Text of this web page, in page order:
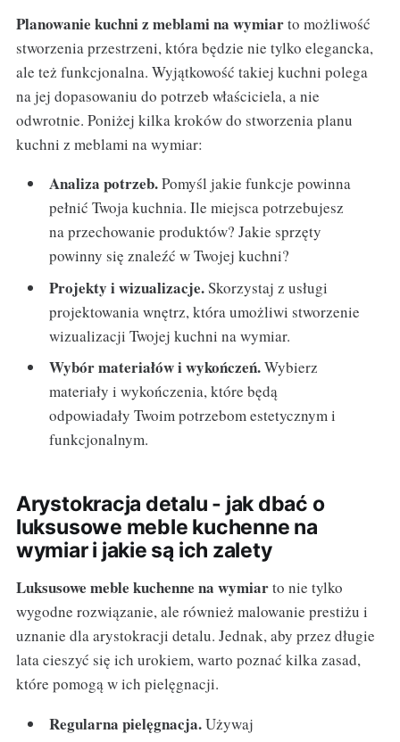
Planowanie kuchni z meblami na wymiarto możliwość
stworzenia przestrzeni, która będzie nie tylko elegancka,
ale też funkcjonalna. Wyjątkowość takiej kuchni polega
na jej dopasowaniu do potrzeb właściciela, a nie
odwrotnie. Poniżej kilka kroków do stworzenia planu
kuchni z meblami na wymiar:
Analiza potrzeb.Pomyśl jakie funkcje powinna
pełnić Twoja kuchnia. Ile miejsca potrzebujesz
na przechowanie produktów? Jakie sprzęty
powinny się znaleźć w Twojej kuchni?
Projekty i wizualizacje.Skorzystaj z usługi
projektowania wnętrz, która umożliwi stworzenie
wizualizacji Twojej kuchni na wymiar.
Wybór materiałów i wykończeń.Wybierz
materiały i wykończenia, które będą
odpowiadały Twoim potrzebom estetycznym i
funkcjonalnym.
Arystokracja detalu - jak dbać o
luksusowe meble kuchenne na
wymiar i jakie są ich zalety
Luksusowe meble kuchenne na wymiarto nie tylko
wygodne rozwiązanie, ale również malowanie prestiżu i
uznanie dla arystokracji detalu. Jednak, aby przez długie
lata cieszyć się ich urokiem, warto poznać kilka zasad,
które pomogą w ich pielęgnacji.
Regularna pielęgnacja.Używaj